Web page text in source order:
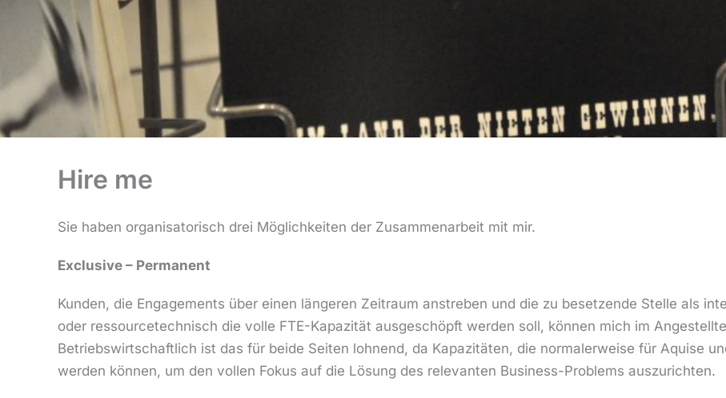
Hire me
Sie haben organisatorisch drei Möglichkeiten der Zusammenarbeit mit mir.
Exclusive – Permanent
Kunden, die Engagements über einen längeren Zeitraum anstreben und die zu besetzende Stelle als
oder ressourcetechnisch die volle FTE-Kapazität ausgeschöpft werden soll, können mich im
Betriebswirtschaftlich ist das für beide Seiten lohnend, da Kapazitäten, die normalerweise für Aquise
werden können, um den vollen Fokus auf die Lösung des relevanten Business-Problems auszurichten.